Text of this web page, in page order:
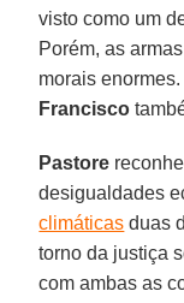
visto como um
Porém, as
morais
Francisco
Pastore
desigualdades
climáticas duas
torno da justiça
com ambas as